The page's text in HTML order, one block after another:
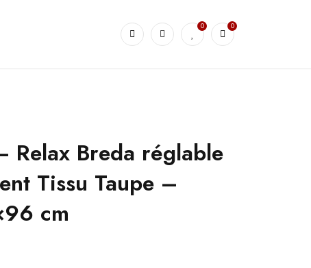
0 0
Relax Breda réglable
Tissu Taupe –
cm